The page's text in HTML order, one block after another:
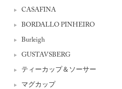
CASAFINA
BORDALLO PINHEIRO
Burleigh
GUSTAVSBERG
ティーカップ＆ソーサー
マグカップ